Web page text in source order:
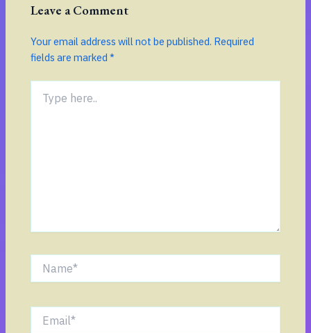
Leave a Comment
Your email address will not be published. Required
fields are marked*
here..